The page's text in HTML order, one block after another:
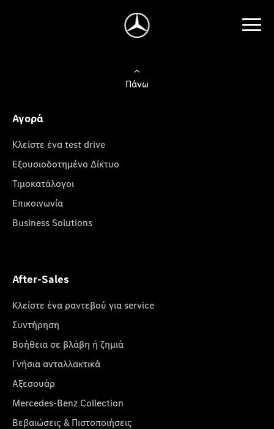
Πάνω
Αγορά
Κλείστε ένα test drive
Εξουσιοδοτημένο Δίκτυο
Τιμοκατάλογοι
Επικοινωνία
Business Solutions
After-Sales
Κλείστε ένα ραντεβού για service
Συντήρηση
Βοήθεια σε βλάβη ή ζημιά
Γνήσια ανταλλακτικά
Αξεσουάρ
Mercedes-Benz Collection
Βεβαιώσεις & Πιστοποιήσεις